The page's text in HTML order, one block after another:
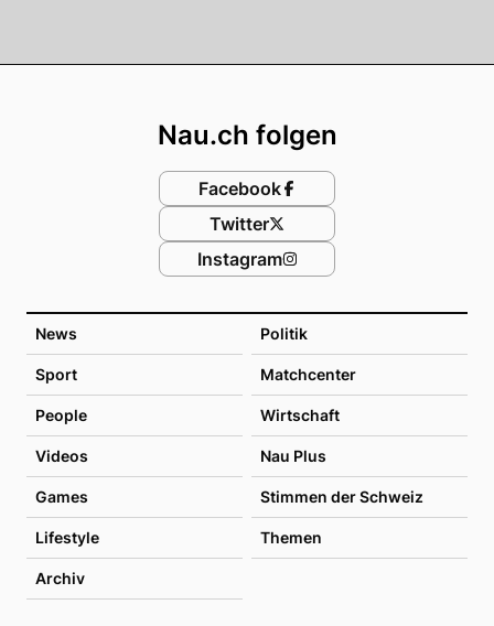
News Politik
Sport Matchcenter
People Wirtschaft
Videos Nau Plus
Games Stimmen der Schweiz
Lifestyle Themen
Archiv
Nau.ch folgen
Facebook
Twitter
Instagram